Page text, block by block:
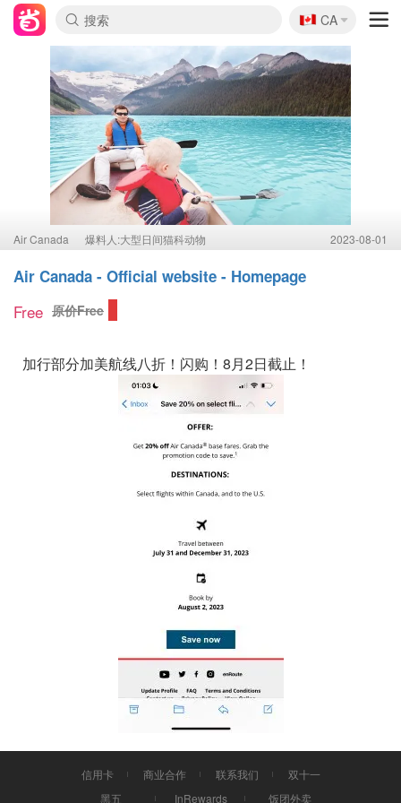
🇨🇦
CA
2023-08-01
Air Canada 爆料人:大型日间猫科动物
Air Canada - Official website - Homepage
Free 原价Free
加行部分加美航线八折！闪购！8月2日截止！
信用卡 商业合作 联系我们
双十一
黑五
InRewards 饭团外卖